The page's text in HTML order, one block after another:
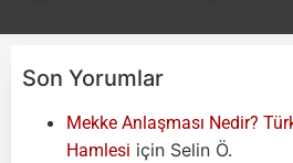
Son Yorumlar
Mekke Anlaşması Nedir?
Hamlesi için Selin Ö.